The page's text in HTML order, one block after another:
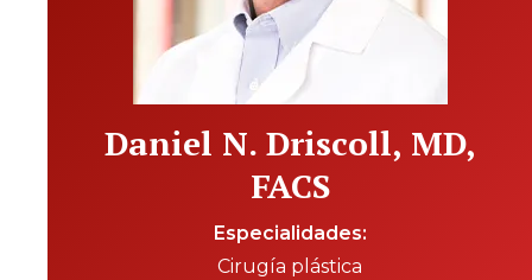
Daniel N. Driscoll, MD,
FACS
Especialidades
Cirugía plástica